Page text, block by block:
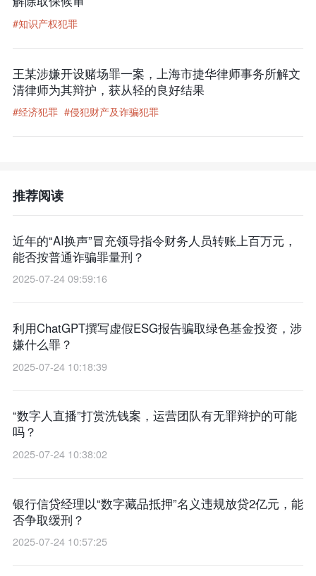
#知识产权犯罪
王某涉嫌开设赌场罪一案，上海市捷华律师事务所解文
清律师为其辩护，获从轻的良好结果
#经济犯罪 #侵犯财产及诈骗犯罪
推荐阅读
近年的“AI换声”冒充领导指令财务人员转账上百万元，
能否按普通诈骗罪量刑？
2025-07-24 09:59:16
利用ChatGPT撰写虚假ESG报告骗取绿色基金投资，涉
嫌什么罪？
2025-07-24 10:18:39
“数字人直播”打赏洗钱案，运营团队有无罪辩护的可能
吗？
2025-07-24 10:38:02
银行信贷经理以“数字藏品抵押”名义违规放贷2亿元，能
否争取缓刑？
2025-07-24 10:57:25